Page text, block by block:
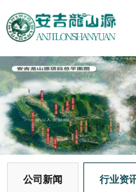
公司新闻 行业资